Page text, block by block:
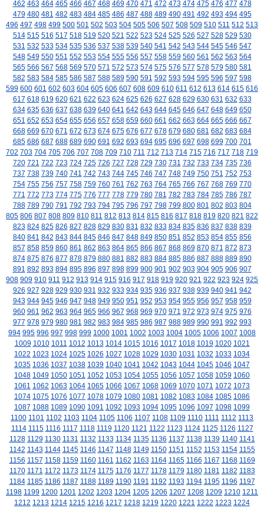
462 463 464 465 466 467 468 469 470 471 472 473 474 475 476 477 478
479 480 481 482 483 484 485 486 487 488 489 490 491 492 493 494 495
496 497 498 499 500 501 502 503 504 505 506 507 508 509 510 511 512 513
514 515 516 517 518 519 520 521 522 523 524 525 526 527 528 529 530
531 532 533 534 535 536 537 538 539 540 541 542 543 544 545 546 547
548 549 550 551 552 553 554 555 556 557 558 559 560 561 562 563 564
565 566 567 568 569 570 571 572 573 574 575 576 577 578 579 580 581
582 583 584 585 586 587 588 589 590 591 592 593 594 595 596 597 598
599 600 601 602 603 604 605 606 607 608 609 610 611 612 613 614 615 616
617 618 619 620 621 622 623 624 625 626 627 628 629 630 631 632 633
634 635 636 637 638 639 640 641 642 643 644 645 646 647 648 649 650
651 652 653 654 655 656 657 658 659 660 661 662 663 664 665 666 667
668 669 670 671 672 673 674 675 676 677 678 679 680 681 682 683 684
685 686 687 688 689 690 691 692 693 694 695 696 697 698 699 700 701
702 703 704 705 706 707 708 709 710 711 712 713 714 715 716 717 718 719
720 721 722 723 724 725 726 727 728 729 730 731 732 733 734 735 736
737 738 739 740 741 742 743 744 745 746 747 748 749 750 751 752 753
754 755 756 757 758 759 760 761 762 763 764 765 766 767 768 769 770
771 772 773 774 775 776 777 778 779 780 781 782 783 784 785 786 787
788 789 790 791 792 793 794 795 796 797 798 799 800 801 802 803 804
805 806 807 808 809 810 811 812 813 814 815 816 817 818 819 820 821 822
823 824 825 826 827 828 829 830 831 832 833 834 835 836 837 838 839
840 841 842 843 844 845 846 847 848 849 850 851 852 853 854 855 856
857 858 859 860 861 862 863 864 865 866 867 868 869 870 871 872 873
874 875 876 877 878 879 880 881 882 883 884 885 886 887 888 889 890
891 892 893 894 895 896 897 898 899 900 901 902 903 904 905 906 907
908 909 910 911 912 913 914 915 916 917 918 919 920 921 922 923 924 925
926 927 928 929 930 931 932 933 934 935 936 937 938 939 940 941 942
943 944 945 946 947 948 949 950 951 952 953 954 955 956 957 958 959
960 961 962 963 964 965 966 967 968 969 970 971 972 973 974 975 976
977 978 979 980 981 982 983 984 985 986 987 988 989 990 991 992 993
994 995 996 997 998 999 1000 1001 1002 1003 1004 1005 1006 1007 1008
1009 1010 1011 1012 1013 1014 1015 1016 1017 1018 1019 1020 1021
1022 1023 1024 1025 1026 1027 1028 1029 1030 1031 1032 1033 1034
1035 1036 1037 1038 1039 1040 1041 1042 1043 1044 1045 1046 1047
1048 1049 1050 1051 1052 1053 1054 1055 1056 1057 1058 1059 1060
1061 1062 1063 1064 1065 1066 1067 1068 1069 1070 1071 1072 1073
1074 1075 1076 1077 1078 1079 1080 1081 1082 1083 1084 1085 1086
1087 1088 1089 1090 1091 1092 1093 1094 1095 1096 1097 1098 1099
1100 1101 1102 1103 1104 1105 1106 1107 1108 1109 1110 1111 1112 1113
1114 1115 1116 1117 1118 1119 1120 1121 1122 1123 1124 1125 1126 1127
1128 1129 1130 1131 1132 1133 1134 1135 1136 1137 1138 1139 1140 1141
1142 1143 1144 1145 1146 1147 1148 1149 1150 1151 1152 1153 1154 1155
1156 1157 1158 1159 1160 1161 1162 1163 1164 1165 1166 1167 1168 1169
1170 1171 1172 1173 1174 1175 1176 1177 1178 1179 1180 1181 1182 1183
1184 1185 1186 1187 1188 1189 1190 1191 1192 1193 1194 1195 1196 1197
1198 1199 1200 1201 1202 1203 1204 1205 1206 1207 1208 1209 1210 1211
1212 1213 1214 1215 1216 1217 1218 1219 1220 1221 1222 1223 1224